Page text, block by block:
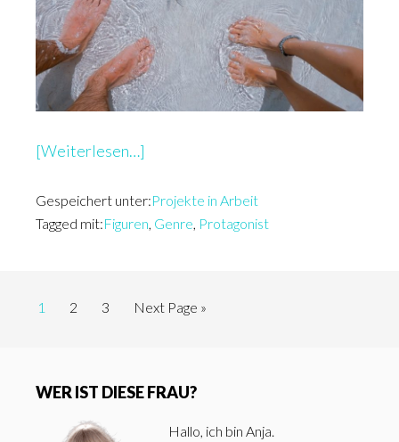
[Weiterlesen…]
sind
die
mit
im
Gespeichert unter:Projekte in Arbeit
Tagged mit:Figuren, Genre, Protagonist
Seite
1 Seite
2 Seite
3
Go
Next Page »
Sidebar
WER IST DIESE FRAU?
Hallo, ich bin Anja.